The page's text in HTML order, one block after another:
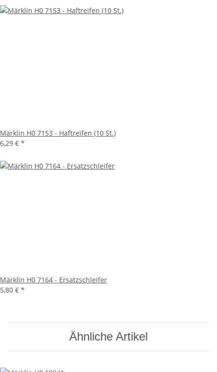
Märklin H0 7153 - Haftreifen (10 St.)
6,29 € *
Märklin H0 7164 - Ersatzschleifer
5,80 € *
Ähnliche Artikel